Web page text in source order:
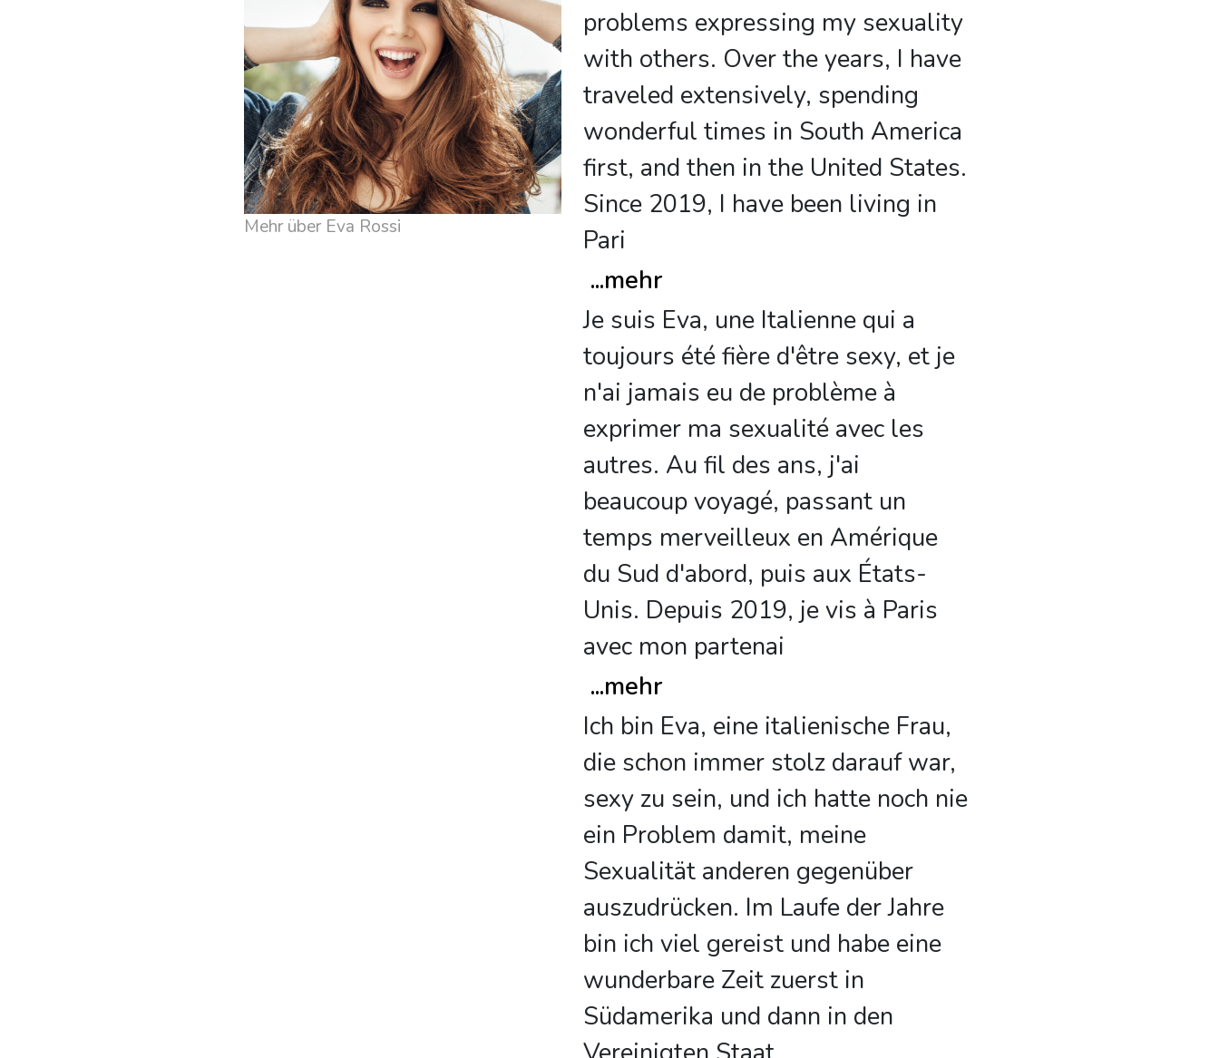
Mehr über Eva Rossi
problems expressing my sexuality
with others. Over the years, I have
traveled extensively, spending
wonderful times in South America
first, and then in the United States.
Since 2019, I have been living in
Pari
...mehr
Je suis Eva, une Italienne qui a
toujours été fière d'être sexy, et je
n'ai jamais eu de problème à
exprimer ma sexualité avec les
autres. Au fil des ans, j'ai
beaucoup voyagé, passant un
temps merveilleux en Amérique
du Sud d'abord, puis aux États-
Unis. Depuis 2019, je vis à Paris
avec mon partenai
...mehr
Ich bin Eva, eine italienische Frau,
die schon immer stolz darauf war,
sexy zu sein, und ich hatte noch nie
ein Problem damit, meine
Sexualität anderen gegenüber
auszudrücken. Im Laufe der Jahre
bin ich viel gereist und habe eine
wunderbare Zeit zuerst in
Südamerika und dann in den